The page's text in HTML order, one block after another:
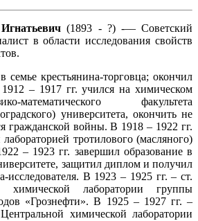
(1893 - ?) -–– Советский
в области исследования свойств
семье крестьянина-торговца; окончил
– 1917 гг. учился на химическом
математического факультета
университета, окончить не
гражданской войны. В 1918 – 1922 гг.
тротилового (масляного)
– 1923 гг. завершил образование в
защитил диплом и получил
В 1923 – 1925 гг. – ст.
химической лаборатории группы
«Грознефти». В 1925 – 1927 гг. –
химической лаборатории